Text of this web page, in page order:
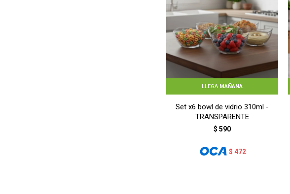
LLEGA MAÑANA
Set x6 bowl de vidrio 310ml -
TRANSPARENTE
$ 590
$ 472